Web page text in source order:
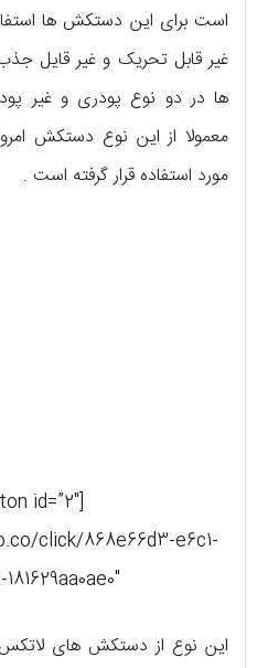
است برای این دستکش ها
غیر قابل تحریک و غیر قایل
ها در دو نوع پودری و غیر
معمولا از این نوع دستکش
مورد استفاده قرار گرفته است .
id=”2″
click/868e66d3-e6c1-
]
این نوع از دستکش های